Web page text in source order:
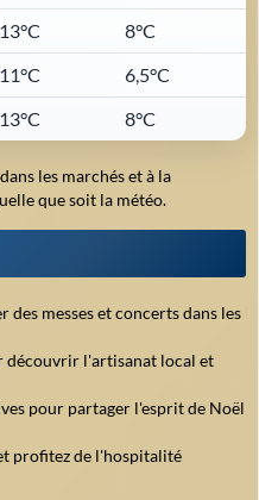
13°C
8°C
11°C
6,5°C
13°C 8°C
les marchés et à la
que soit la météo.
des messes et concerts dans les
découvrir l'artisanat local et
pour partager l'esprit de Noël
profitez de l'hospitalité